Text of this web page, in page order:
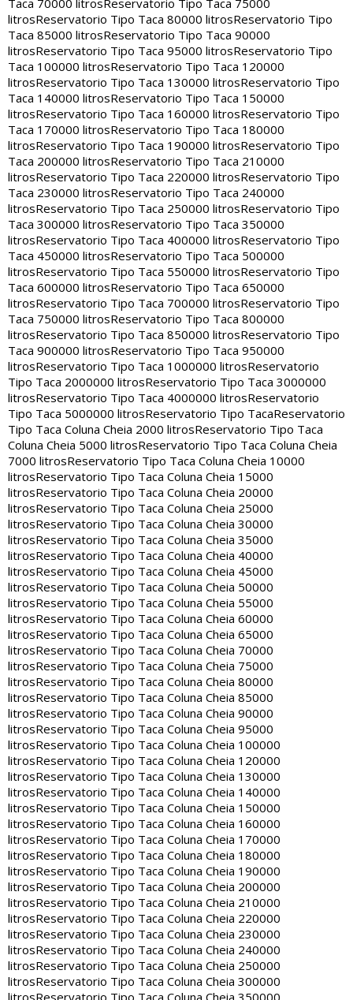
Taca 70000 litros Reservatorio Tipo Taca 75000
litrosReservatorio Tipo Taca 80000 litrosReservatorio Tipo
Taca 85000 litrosReservatorio Tipo Taca 90000
litrosReservatorio Tipo Taca 95000 litrosReservatorio Tipo
Taca 100000 litrosReservatorio Tipo Taca 120000
litrosReservatorio Tipo Taca 130000 litrosReservatorio Tipo
Taca 140000 litrosReservatorio Tipo Taca 150000
litrosReservatorio Tipo Taca 160000 litrosReservatorio Tipo
Taca 170000 litrosReservatorio Tipo Taca 180000
litrosReservatorio Tipo Taca 190000 litrosReservatorio Tipo
Taca 200000 litrosReservatorio Tipo Taca 210000
litrosReservatorio Tipo Taca 220000 litrosReservatorio Tipo
Taca 230000 litrosReservatorio Tipo Taca 240000
litrosReservatorio Tipo Taca 250000 litrosReservatorio Tipo
Taca 300000 litrosReservatorio Tipo Taca 350000
litrosReservatorio Tipo Taca 400000 litrosReservatorio Tipo
Taca 450000 litrosReservatorio Tipo Taca 500000
litrosReservatorio Tipo Taca 550000 litrosReservatorio Tipo
Taca 600000 litrosReservatorio Tipo Taca 650000
litrosReservatorio Tipo Taca 700000 litrosReservatorio Tipo
Taca 750000 litrosReservatorio Tipo Taca 800000
litrosReservatorio Tipo Taca 850000 litrosReservatorio Tipo
Taca 900000 litrosReservatorio Tipo Taca 950000
litrosReservatorio Tipo Taca 1000000 litrosReservatorio
Tipo Taca 2000000 litrosReservatorio Tipo Taca 3000000
litrosReservatorio Tipo Taca 4000000 litrosReservatorio
Tipo Taca 5000000 litrosReservatorio Tipo TacaReservatorio
Tipo Taca Coluna Cheia 2000 litrosReservatorio Tipo Taca
Coluna Cheia 5000 litrosReservatorio Tipo Taca Coluna Cheia
7000 litrosReservatorio Tipo Taca Coluna Cheia 10000
litrosReservatorio Tipo Taca Coluna Cheia 15000
litrosReservatorio Tipo Taca Coluna Cheia 20000
litrosReservatorio Tipo Taca Coluna Cheia 25000
litrosReservatorio Tipo Taca Coluna Cheia 30000
litrosReservatorio Tipo Taca Coluna Cheia 35000
litrosReservatorio Tipo Taca Coluna Cheia 40000
litrosReservatorio Tipo Taca Coluna Cheia 45000
litrosReservatorio Tipo Taca Coluna Cheia 50000
litrosReservatorio Tipo Taca Coluna Cheia 55000
litrosReservatorio Tipo Taca Coluna Cheia 60000
litrosReservatorio Tipo Taca Coluna Cheia 65000
litrosReservatorio Tipo Taca Coluna Cheia 70000
litrosReservatorio Tipo Taca Coluna Cheia 75000
litrosReservatorio Tipo Taca Coluna Cheia 80000
litrosReservatorio Tipo Taca Coluna Cheia 85000
litrosReservatorio Tipo Taca Coluna Cheia 90000
litrosReservatorio Tipo Taca Coluna Cheia 95000
litrosReservatorio Tipo Taca Coluna Cheia 100000
litrosReservatorio Tipo Taca Coluna Cheia 120000
litrosReservatorio Tipo Taca Coluna Cheia 130000
litrosReservatorio Tipo Taca Coluna Cheia 140000
litrosReservatorio Tipo Taca Coluna Cheia 150000
litrosReservatorio Tipo Taca Coluna Cheia 160000
litrosReservatorio Tipo Taca Coluna Cheia 170000
litrosReservatorio Tipo Taca Coluna Cheia 180000
litrosReservatorio Tipo Taca Coluna Cheia 190000
litrosReservatorio Tipo Taca Coluna Cheia 200000
litrosReservatorio Tipo Taca Coluna Cheia 210000
litrosReservatorio Tipo Taca Coluna Cheia 220000
litrosReservatorio Tipo Taca Coluna Cheia 230000
litrosReservatorio Tipo Taca Coluna Cheia 240000
litrosReservatorio Tipo Taca Coluna Cheia 250000
litrosReservatorio Tipo Taca Coluna Cheia 300000